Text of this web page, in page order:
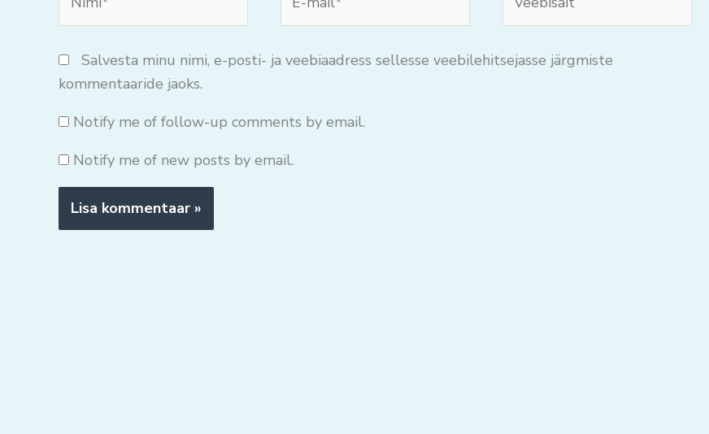
mail*
Salvesta minu nimi, e-posti- ja veebiaadress sellesse veebilehitsejasse järgmiste
kommentaaride jaoks.
Notify me of follow-up comments by email.
Notify me of new posts by email.